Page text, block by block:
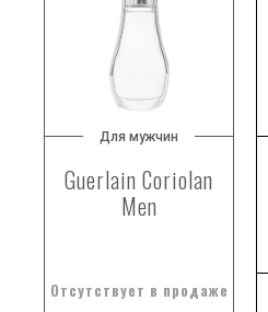
Для мужчин
Guerlain Coriolan
Men
Отсутствует в продаже